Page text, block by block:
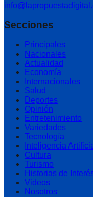
Secciones
Principales
Nacionales
Actualidad
Economía
Internacionales
Salud
Deportes
Opinión
Entretenimiento
Variedades
Tecnología
Inteligencia
Cultura
Turismo
Historias de
Videos
Nosotros